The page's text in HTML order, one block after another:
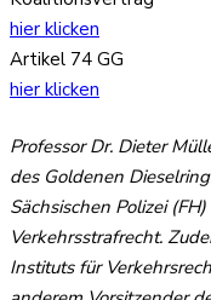
hier klicken
Artikel 74 GG
hier klicken
Professor Dr. Dieter
des Goldenen
Sächsischen Polizei
Verkehrsstrafrecht.
Instituts für